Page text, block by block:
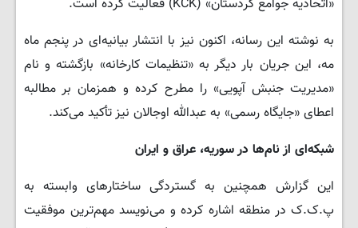
«اتحادیه جوامع کردستان» (KCK) فعالیت کرده است.
به نوشته این رسانه، اکنون نیز با انتشار بیانیه‌ای در پنجم ماه
مه، این جریان بار دیگر به «تنظیمات کارخانه» بازگشته و نام
«مدیریت جنبش آپویی» را مطرح کرده و همزمان بر مطالبه
اعطای «جایگاه رسمی» به عبدالله اوجالان نیز تأکید می‌کند.
شبکه‌ای از نام‌ها در سوریه، عراق و ایران
این گزارش همچنین به گستردگی ساختارهای وابسته به
پ.ک.ک در منطقه اشاره کرده و می‌نویسد مهم‌ترین موفقیت